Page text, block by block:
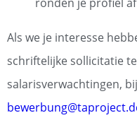
Als we je interesse
schriftelijke sollicitatie
salarisverwachtingen,